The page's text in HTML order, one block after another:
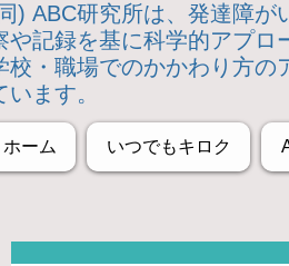
) ABC研究所は、発達障が
や記録を基に科学的アプロ
校・職場でのかかわり方の
います。
ホーム いつでもキロク